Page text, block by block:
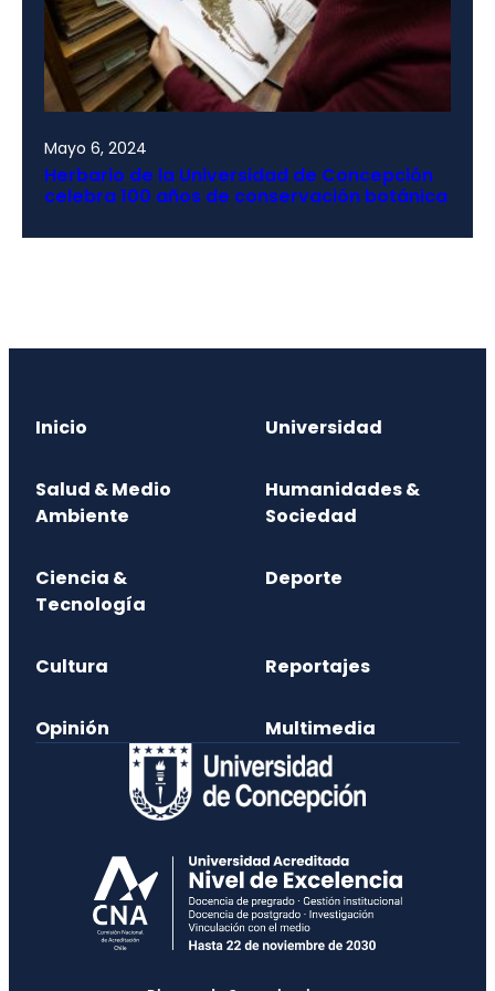
Mayo 6, 2024
Herbario de la Universidad de Concepción
celebra 100 años de conservación botánica
Inicio Universidad
Salud & Medio
Ambiente
Humanidades &
Sociedad
Ciencia &
Tecnología
Deporte
Cultura Reportajes
Opinión Multimedia